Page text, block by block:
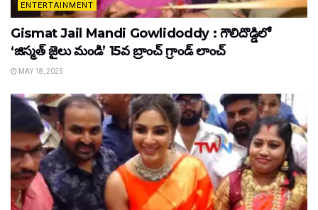
ENTERTAINMENT
Gismat Jail Mandi Gowlidoddy : గౌలిదొడ్డిలో
‘జిస్మత్ జైలు మండి’ 15వ బ్రాంచ్ గ్రాండ్ లాంచ్
MAY 18, 2025